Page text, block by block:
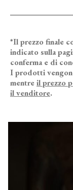
*Il prezzo finale
indicato sulla
conferma e di
I prodotti
mentre il prezzo
il venditore.